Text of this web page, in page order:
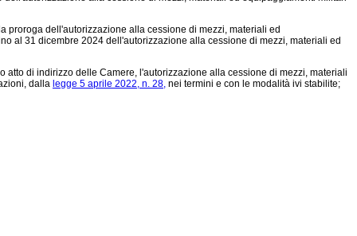
proroga dell'autorizzazione alla cessione di mezzi, materiali ed
al 31 dicembre 2024 dell'autorizzazione alla cessione di mezzi, materiali ed
di indirizzo delle Camere, l'autorizzazione alla cessione di mezzi, materiali
dalla legge 5 aprile 2022, n. 28, nei termini e con le modalità ivi stabilite;